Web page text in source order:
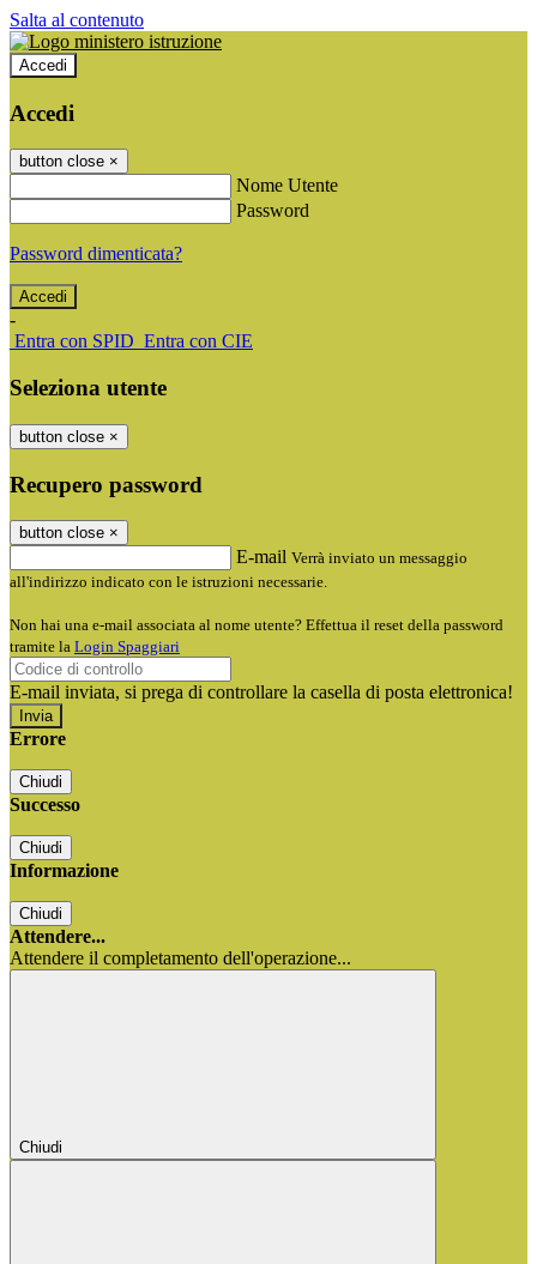
Salta al contenuto
Accedi
Accedi
button close ×
Nome Utente
Password
Password dimenticata?
-
Entra con SPID Entra con CIE
Seleziona utente
button close ×
Recupero password
button close ×
E-mail Verrà inviato un messaggio
all'indirizzo indicato con le istruzioni necessarie.
Non hai una e-mail associata al nome utente? Effettua il reset della password
tramite la Login Spaggiari
E-mail inviata, si prega di controllare la casella di posta elettronica!
Errore
Chiudi
Successo
Chiudi
Informazione
Chiudi
Attendere...
Attendere il completamento dell'operazione...
Chiudi